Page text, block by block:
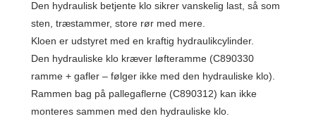
Den hydraulisk betjente klo sikrer vanskelig last, så som
sten, træstammer, store rør med mere.
Kloen er udstyret med en kraftig hydraulikcylinder.
Den hydrauliske klo kræver løfteramme (C890330
ramme + gafler – følger ikke med den hydrauliske klo).
Rammen bag på pallegaflerne (C890312) kan ikke
monteres sammen med den hydrauliske klo.